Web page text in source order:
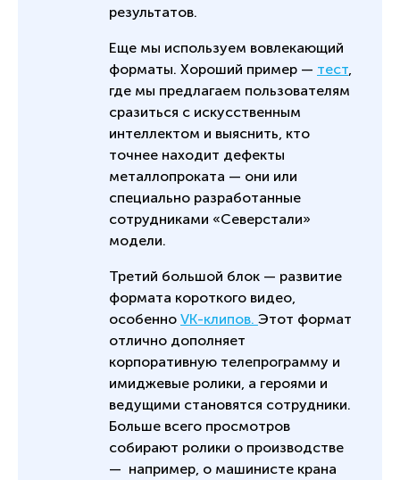
результатов.
Еще мы используем вовлекающий
форматы. Хороший пример — тест
где мы предлагаем пользователям
сразиться с искусственным
интеллектом и выяснить, кто
точнее находит дефекты
металлопроката — они или
специально разработанные
сотрудниками «Северстали»
модели.
Третий большой блок — развитие
формата короткого видео,
особенно VK-клипов. Этот формат
отлично дополняет
корпоративную телепрограмму и
имиджевые ролики, а героями и
ведущими становятся сотрудники.
Больше всего просмотров
собирают ролики о производстве
— например, о машинисте крана